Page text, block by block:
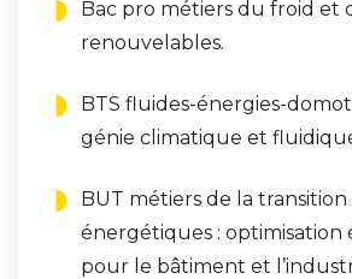
Bac pro métiers du froid et
renouvelables.
BTS fluides-énergies-
génie climatique et
BUT métiers de la transition
énergétiques :
pour le bâtiment et